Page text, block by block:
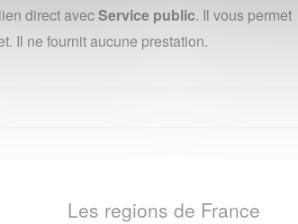
direct avecService public. Il vous permet
Il ne fournit aucune prestation.
Les regions de France